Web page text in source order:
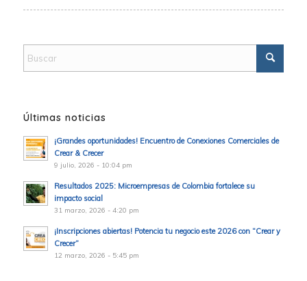
Últimas noticias
¡Grandes oportunidades! Encuentro de Conexiones Comerciales de
Crear & Crecer
9 julio, 2026 - 10:04 pm
Resultados 2025: Microempresas de Colombia fortalece su
impacto social
31 marzo, 2026 - 4:20 pm
¡Inscripciones abiertas! Potencia tu negocio este 2026 con “Crear y
Crecer”
12 marzo, 2026 - 5:45 pm